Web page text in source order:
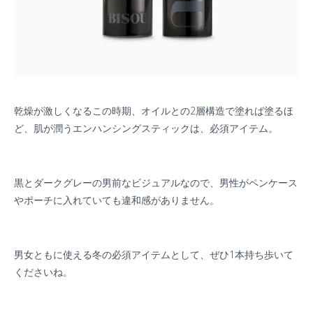
乾燥が激しくなるこの時期、オイルとの2層構造で塗れば塗るほ
ど、肌が潤うエンハンシングスティックは、必須アイテム。
黒とダークグレーの男前なビジュアルなので、男性がペンケース
やポーチに入れていても違和感がありません。
男女ともに使える冬の必須アイテムとして、ぜひ1本持ち歩いて
くださいね。